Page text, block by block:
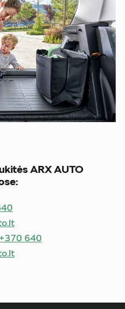
ARX AUTO
+370 640